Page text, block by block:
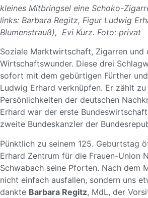
kleines Mitbringsel eine Schoko-
links: Barbara Regitz, Figur Ludwig
Blumenstrauß), Evi Kurz. Foto: privat
Soziale Marktwirtschaft, Zigarren und
Wirtschaftswunder. Diese drei
sofort mit dem gebürtigen Fürther
Ludwig Erhard verknüpfen. Er zählt
Persönlichkeiten der deutschen
Erhard war der erste
zweite Bundeskanzler der
Pünktlich zu seinem 125. Geburtstag
Erhard Zentrum für die Frauen-Union
Schwabach seine Pforten. Nach dem
nicht einfach ausfallen, sondern uns
dankte Barbara Regitz, MdL, der